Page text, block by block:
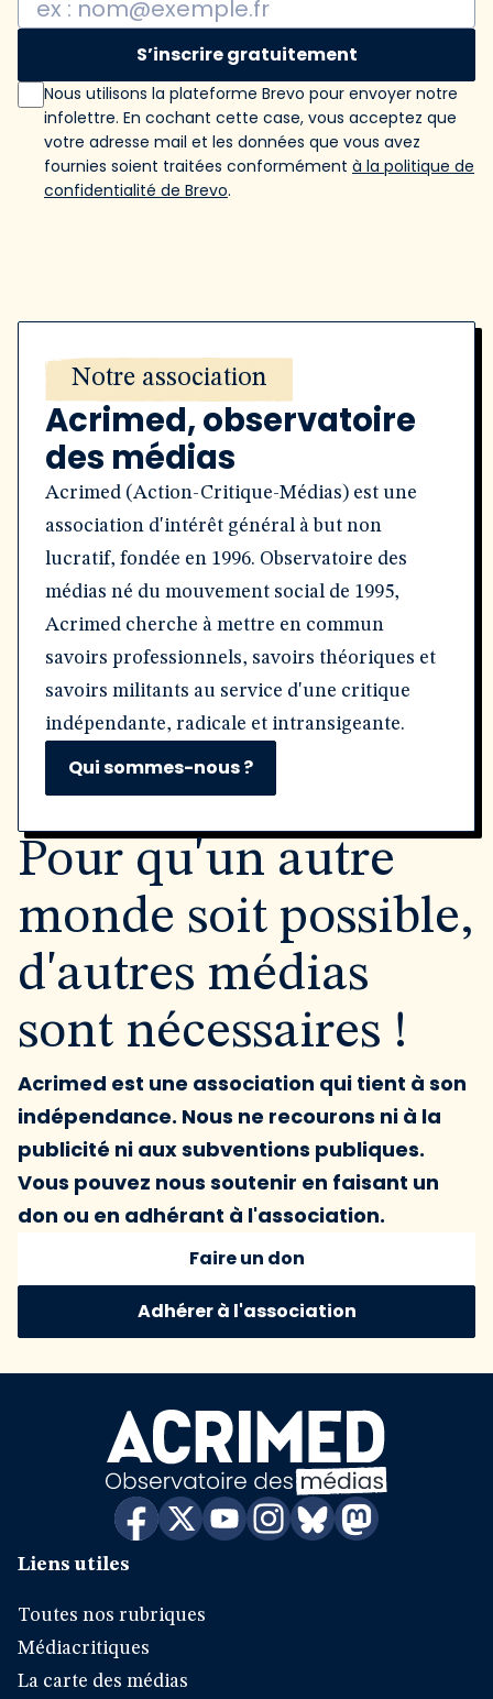
S’inscrire gratuitement
Nous utilisons la plateforme Brevo pour envoyer notre
infolettre. En cochant cette case, vous acceptez que
votre adresse mail et les données que vous avez
fournies soient traitées conformément à la politique de
confidentialité de Brevo.
Notre association
Acrimed, observatoire
des médias
Acrimed (Action-Critique-Médias) est une
association d'intérêt général à but non
lucratif, fondée en 1996. Observatoire des
médias né du mouvement social de 1995,
Acrimed cherche à mettre en commun
savoirs professionnels, savoirs théoriques et
savoirs militants au service d'une critique
indépendante, radicale et intransigeante.
Qui sommes-nous ?
Pour qu'un autre
monde soit possible,
d'autres médias
sont nécessaires !
Acrimed est une association qui tient à son
indépendance. Nous ne recourons ni à la
publicité ni aux subventions publiques.
Vous pouvez nous soutenir en faisant un
don ou en adhérant à l'association.
Faire un don
Adhérer à l'association
Liens utiles
Toutes nos rubriques
Médiacritiques
La carte des médias